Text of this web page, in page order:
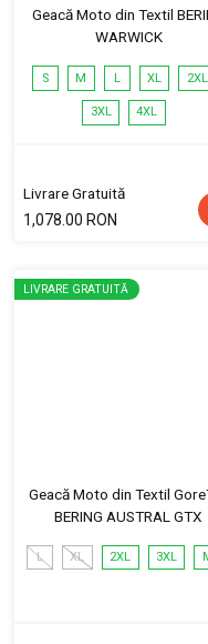
Geacă Moto din Textil
WARWICK
S M L XL 2XL
3XL 4XL
Livrare Gratuită
1,078.00 RON
LIVRARE GRATUITĂ
Geacă Moto din Textil
BERING AUSTRAL GTX
L XL 2XL 3XL